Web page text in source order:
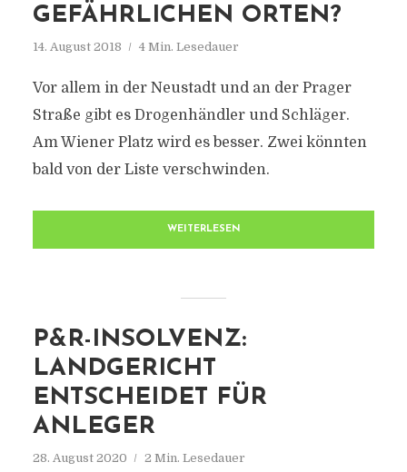
GEFÄHRLICHEN ORTEN?
14. August 2018 4 Min. Lesedauer
Vor allem in der Neustadt und an der Prager
Straße gibt es Drogenhändler und Schläger.
Am Wiener Platz wird es besser. Zwei könnten
bald von der Liste verschwinden.
WEITERLESEN
P&R-INSOLVENZ:
LANDGERICHT
ENTSCHEIDET FÜR
ANLEGER
28. August 2020 2 Min. Lesedauer